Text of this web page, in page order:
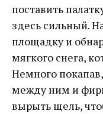
поставить
здесь сильный.
площадку и
мягкого снега,
Немного
между ним и
вырыть щель,